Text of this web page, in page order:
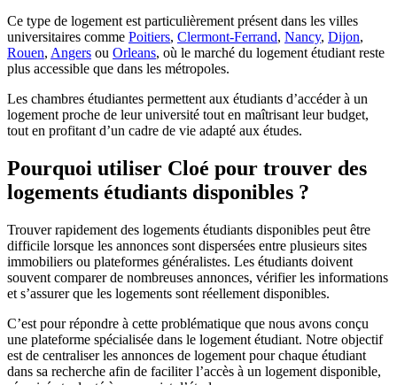
Ce type de logement est particulièrement présent dans les villes
universitaires comme Poitiers, Clermont-Ferrand, Nancy, Dijon,
Rouen, Angers ou Orleans, où le marché du logement étudiant reste
plus accessible que dans les métropoles.
Les chambres étudiantes permettent aux étudiants d’accéder à un
logement proche de leur université tout en maîtrisant leur budget,
tout en profitant d’un cadre de vie adapté aux études.
Pourquoi utiliser Cloé pour trouver des
logements étudiants disponibles ?
Trouver rapidement des logements étudiants disponibles peut être
difficile lorsque les annonces sont dispersées entre plusieurs sites
immobiliers ou plateformes généralistes. Les étudiants doivent
souvent comparer de nombreuses annonces, vérifier les informations
et s’assurer que les logements sont réellement disponibles.
C’est pour répondre à cette problématique que nous avons conçu
une plateforme spécialisée dans le logement étudiant. Notre objectif
est de centraliser les annonces de logement pour chaque étudiant
dans sa recherche afin de faciliter l’accès à un logement disponible,